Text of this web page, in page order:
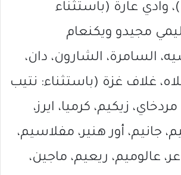
وادي عارة (باستثناء
مجيدو ويكنعام
السامرة، الشارون، دان،
غلاف غزة (باستثناء: نتيب
زيكيم، كرميا، ايرز،
جانيم، أور هنير، مفلاسيم،
عالوميم، ريعيم، ماجين،